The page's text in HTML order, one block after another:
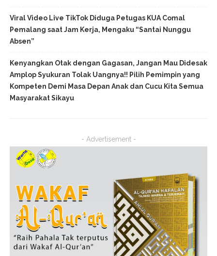
Viral Video Live TikTok Diduga Petugas KUA Comal
Pemalang saat Jam Kerja, Mengaku “Santai Nunggu
Absen”
Kenyangkan Otak dengan Gagasan, Jangan Mau Didesak
Amplop Syukuran Tolak Uangnya!! Pilih Pemimpin yang
Kompeten Demi Masa Depan Anak dan Cucu Kita Semua
Masyarakat Sikayu
- Advertisement -